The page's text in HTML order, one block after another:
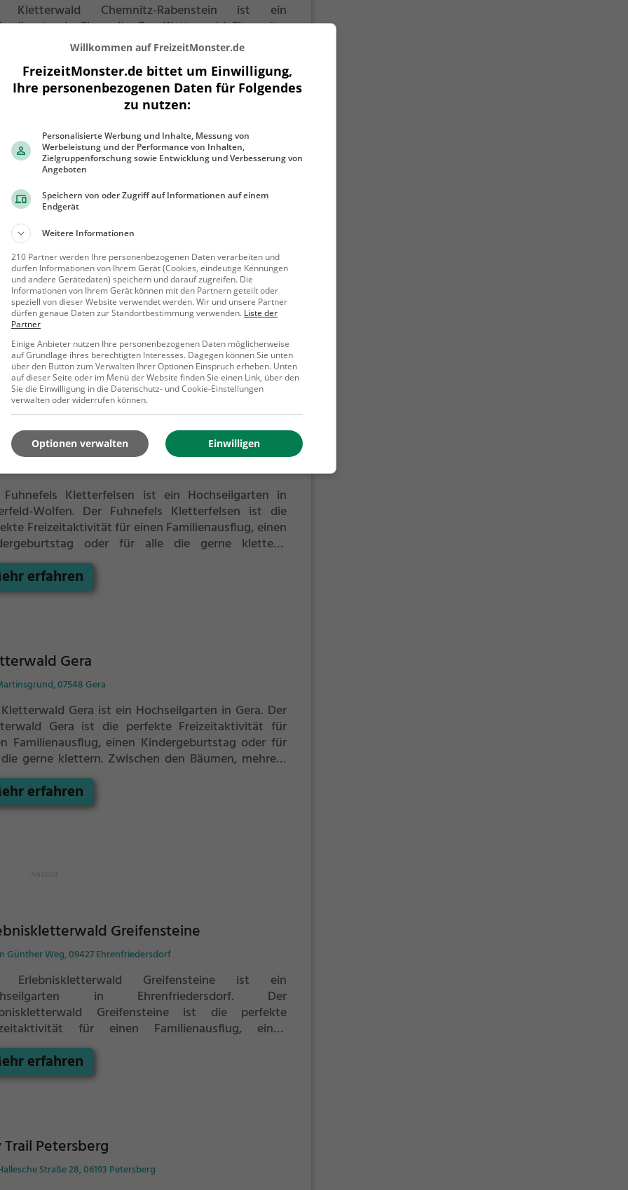
Kletterwald Chemnitz-Rabenstein ist ein
in Chemnitz. Der Kletterwald Chemnitz-
ist die perfekte Freizeitaktivität für einen
klettern. Zwischen den Bäumen, mehrere Meter
dem Erdboden erwartet dich eine Welt voller
und Erlebnis. Der Kletterwald Chemnitz-
Anfängern jede Menge Platz für Sport und Spaß.
Mehr erfahren
Chemnitz
09113 Chemnitz
Hochseilgarten Chemnitz ist ein Hochseilgarten in
Der Hochseilgarten Chemnitz ist die perfekte
für einen Familienausflug, einen
oder für alle die gerne klettern.
den Bäumen, mehrere Meter über dem
erwartet dich eine Welt voller Abenteuer und
Der Hochseilgarten Chemnitz bietet sowohl
Kletterern als auch Anfängern jede Menge
für Sport und Spaß.
Mehr erfahren
Kletterfelsen
06766 Bitterfeld-Wolfen
Fuhnefels Kletterfelsen ist ein Hochseilgarten in
Wolfen. Der Fuhnefels Kletterfelsen ist die
Freizeitaktivität für einen Familienausflug, einen
oder für alle die gerne klettern.
den Bäumen, mehrere Meter über dem
erwartet dich eine Welt voller Abenteuer und
Der Fuhnefels Kletterfelsen bietet sowohl
erfahren
Gera
07548 Gera
Gera ist ein Hochseilgarten in Gera. Der
Gera ist die perfekte Freizeitaktivität für
Familienausflug, einen Kindergeburtstag oder für
gerne klettern. Zwischen den Bäumen, mehrere
über dem Erdboden erwartet dich eine Welt voller
und Erlebnis. Der Kletterwald Gera bietet
erfahreneren Kletterern als auch Anfängern jede
erfahren
Greifensteine
Günther Weg, 09427 Ehrenfriedersdorf
Erlebniskletterwald Greifensteine ist ein
in Ehrenfriedersdorf. Der
Greifensteine ist die perfekte
für einen Familienausflug, einen
oder für alle die gerne klettern.
erfahren
Trail Petersberg
Straße 28, 06193 Petersberg
Willkommen auf FreizeitMonster.de
FreizeitMonster.de bittet um Einwilligung,
Ihre personenbezogenen Daten für Folgendes
zu nutzen:
Personalisierte Werbung und Inhalte, Messung von
Werbeleistung und der Performance von Inhalten,
Zielgruppenforschung sowie Entwicklung und Verbesserung von
Angeboten
Speichern von oder Zugriff auf Informationen auf einem
Endgerät
Weitere Informationen
210 Partner werden Ihre personenbezogenen Daten verarbeiten und
dürfen Informationen von Ihrem Gerät (Cookies, eindeutige Kennungen
und andere Gerätedaten) speichern und darauf zugreifen. Die
Informationen von Ihrem Gerät können mit den Partnern geteilt oder
speziell von dieser Website verwendet werden. Wir und unsere Partner
dürfen genaue Daten zur Standortbestimmung verwenden. Liste der
Partner
Einige Anbieter nutzen Ihre personenbezogenen Daten möglicherweise
auf Grundlage ihres berechtigten Interesses. Dagegen können Sie unten
über den Button zum Verwalten Ihrer Optionen Einspruch erheben. Unten
auf dieser Seite oder im Menü der Website finden Sie einen Link, über den
Sie die Einwilligung in die Datenschutz- und Cookie-Einstellungen
verwalten oder widerrufen können.
Einwilligen
Optionen verwalten